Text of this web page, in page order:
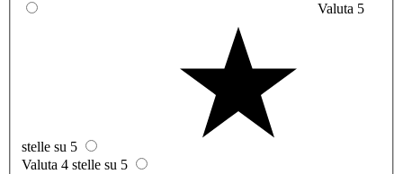
Valuta 5
stelle su 5
Valuta 4 stelle su 5